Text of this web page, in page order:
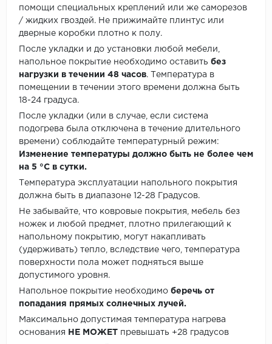
помощи специальных креплений или же саморезов
/ жидких гвоздей. Не прижимайте плинтус или
дверные коробки плотно к полу.
После укладки и до установки любой мебели,
напольное покрытие необходимо оставить без
нагрузки в течении 48 часов. Температура в
помещении в течении этого времени должна быть
18-24 градуса.
После укладки (или в случае, если система
подогрева была отключена в течение длительного
времени) соблюдайте температурный режим:
Изменение температуры должно быть не более чем
на 5 °C в сутки.
Температура эксплуатации напольного покрытия
должна быть в диапазоне 12-28 Градусов.
Не забывайте, что ковровые покрытия, мебель без
ножек и любой предмет, плотно прилегающий к
напольному покрытию, могут накапливать
(удерживать) тепло, вследствие чего, температура
поверхности пола может подняться выше
допустимого уровня.
Напольное покрытие необходимо беречь от
попадания прямых солнечных лучей.
Максимально допустимая температура нагрева
основания
НЕ МОЖЕТ превышать +28 градусов